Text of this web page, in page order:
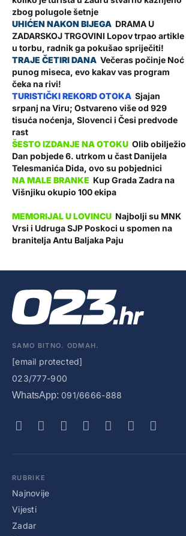
zbog polugole šetnje
DRAMA U
ZADARSKOJ TRGOVINI Lopov trpao artikle
u torbu, radnik ga pokušao spriječiti!
Večeras počinje Noć
punog miseca, evo kakav vas program
čeka na rivi!
Sjajan
srpanj na Viru; Ostvareno više od 929
tisuća noćenja, Slovenci i Česi predvode
rast
Olib obilježio
Dan pobjede 6. utrkom u čast Danijela
Telesmanića Dida, ovo su pobjednici
Kup Grada Zadra na
Višnjiku okupio 100 ekipa
Najbolji su MNK
Vrsi i Udruga SJP Poskoci u spomen na
branitelja Antu Baljaka Paju
SAMO BITNO. ODMAH.
[email protected]
023/777-900
WhatsApp: 091/6666-888
RUBRIKE
Najnovije
Vijesti
Zadar